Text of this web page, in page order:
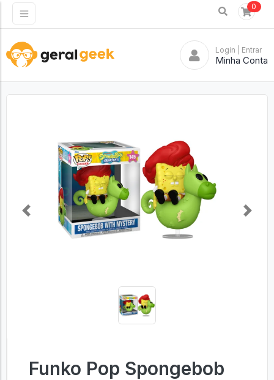
0
Login | Entrar
Minha Conta
Previous Next
Funko Pop Spongebob